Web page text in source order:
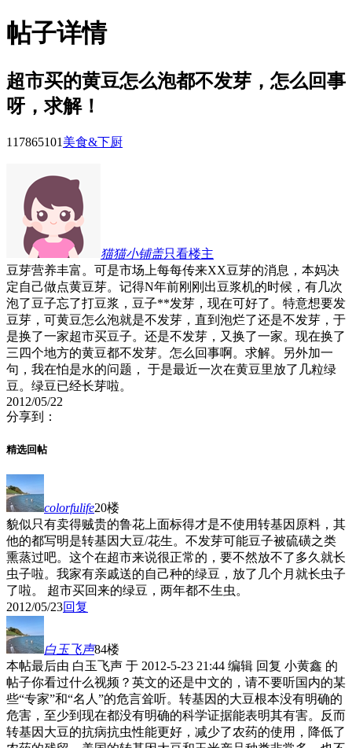
帖子详情
超市买的黄豆怎么泡都不发芽，怎么回事
呀，求解！
117865101 美食&下厨
猫猫小铺盖只看楼主
豆芽营养丰富。可是市场上每每传来XX豆芽的消息，本妈决
定自己做点黄豆芽。记得N年前刚刚出豆浆机的时候，有几次
泡了豆子忘了打豆浆，豆子**发芽，现在可好了。特意想要发
豆芽，可黄豆怎么泡就是不发芽，直到泡烂了还是不发芽，于
是换了一家超市买豆子。还是不发芽，又换了一家。现在换了
三四个地方的黄豆都不发芽。怎么回事啊。求解。另外加一
句，我在怕是水的问题， 于是最近一次在黄豆里放了几粒绿
豆。绿豆已经长芽啦。
2012/05/22
分享到：
精选回帖
colorfulife20楼
貌似只有卖得贼贵的鲁花上面标得才是不使用转基因原料，其
他的都写明是转基因大豆/花生。不发芽可能豆子被硫磺之类
熏蒸过吧。这个在超市来说很正常的，要不然放不了多久就长
虫子啦。我家有亲戚送的自己种的绿豆，放了几个月就长虫子
了啦。 超市买回来的绿豆，两年都不生虫。
2012/05/23回复
白玉飞声84楼
本帖最后由 白玉飞声 于 2012-5-23 21:44 编辑 回复 小黄鑫 的
帖子你看过什么视频？英文的还是中文的，请不要听国内的某
些“专家”和“名人”的危言耸听。转基因的大豆根本没有明确的
危害，至少到现在都没有明确的科学证据能表明其有害。反而
转基因大豆的抗病抗虫性能更好，减少了农药的使用，降低了